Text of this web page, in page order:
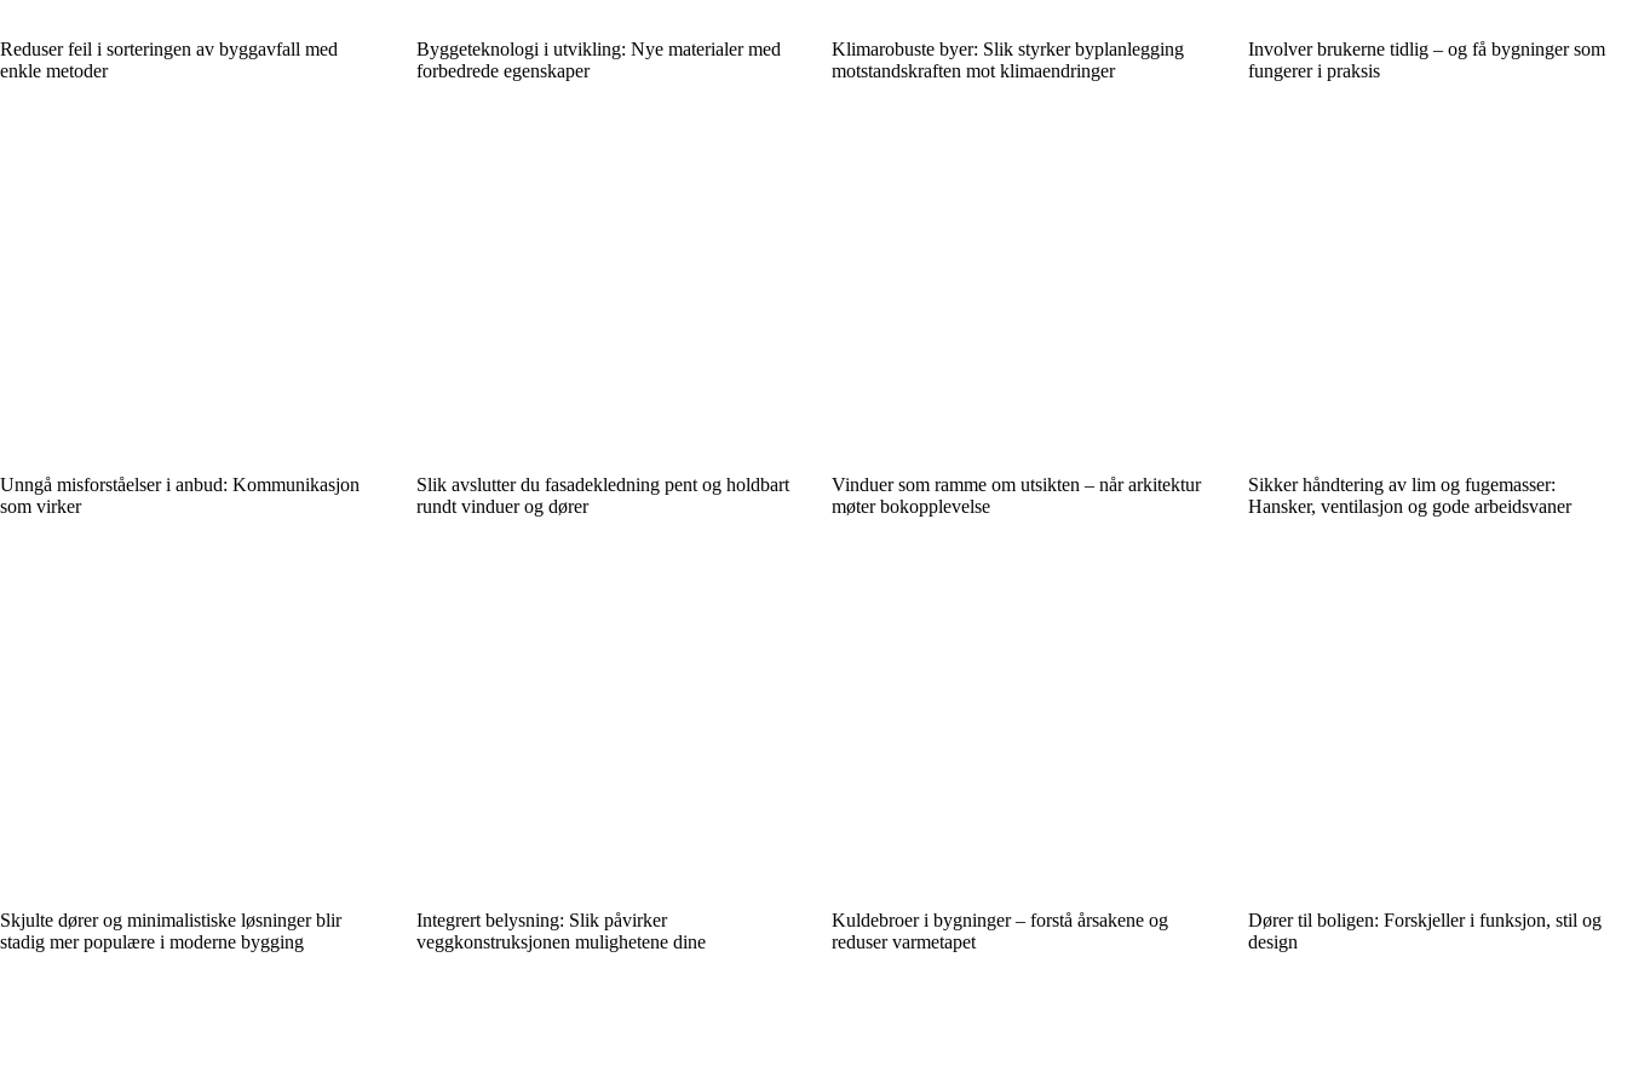
Reduser feil i sorteringen av byggavfall med
enkle metoder
Byggeteknologi i utvikling: Nye materialer med
forbedrede egenskaper
Klimarobuste byer: Slik styrker byplanlegging
motstandskraften mot klimaendringer
Involver brukerne tidlig – og få bygninger som
fungerer i praksis
Unngå misforståelser i anbud: Kommunikasjon
som virker
Slik avslutter du fasadekledning pent og holdbart
rundt vinduer og dører
Vinduer som ramme om utsikten – når arkitektur
møter bokopplevelse
Sikker håndtering av lim og fugemasser:
Hansker, ventilasjon og gode arbeidsvaner
Skjulte dører og minimalistiske løsninger blir
stadig mer populære i moderne bygging
Integrert belysning: Slik påvirker
veggkonstruksjonen mulighetene dine
Kuldebroer i bygninger – forstå årsakene og
reduser varmetapet
Dører til boligen: Forskjeller i funksjon, stil og
design